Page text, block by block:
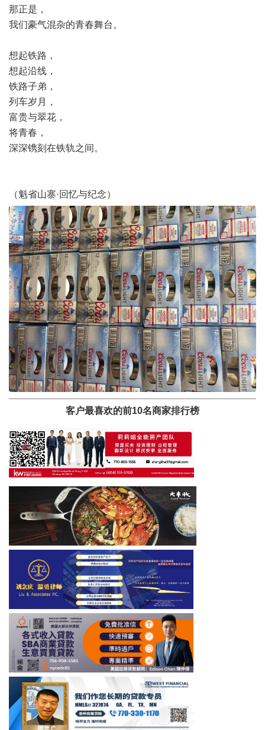
那正是，
我们豪气混杂的青春舞台。
想起铁路，
想起沿线，
铁路子弟，
列车岁月，
富贵与翠花，
将青春，
深深镌刻在铁轨之间。
（魁省山寨·回忆与纪念）
客户最喜欢的前10名商家排行榜